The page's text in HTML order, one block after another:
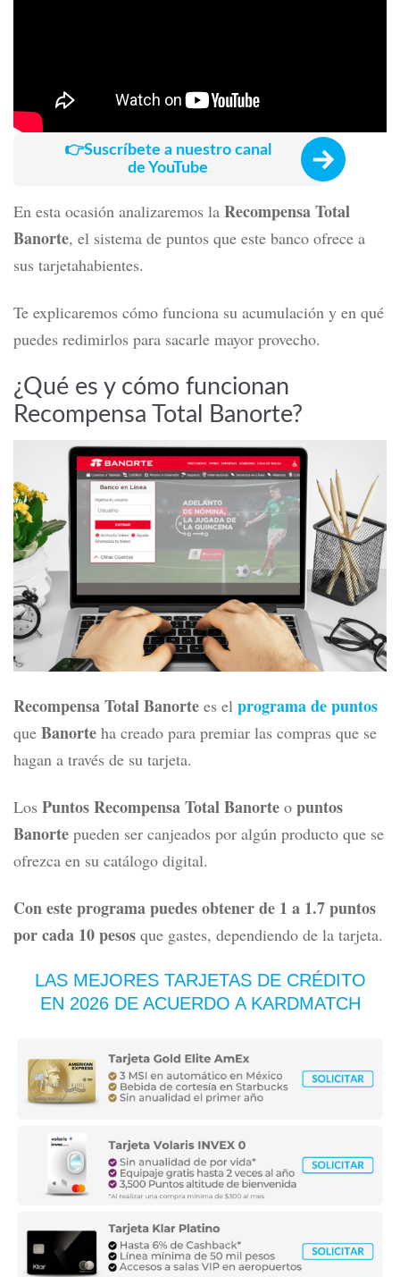
👉Suscríbete a nuestro canal
de YouTube
En esta ocasión analizaremos la Recompensa Total
Banorte, el sistema de puntos que este banco ofrece a
sus tarjetahabientes.
Te explicaremos cómo funciona su acumulación y en qué
puedes redimirlos para sacarle mayor provecho.
¿Qué es y cómo funcionan
Recompensa Total Banorte?
Recompensa Total Banorte es el programa de puntos
que Banorte ha creado para premiar las compras que se
hagan a través de su tarjeta.
Los PuntosRecompensa Total Banorte o puntos
Banorte pueden ser canjeados por algún producto que se
ofrezca en su catálogo digital.
Con este programa puedes obtener de 1 a 1.7 puntos
por cada 10 pesos que gastes, dependiendo de la tarjeta.
LAS MEJORES TARJETAS DE CRÉDITO
EN 2026 DE ACUERDO A KARDMATCH